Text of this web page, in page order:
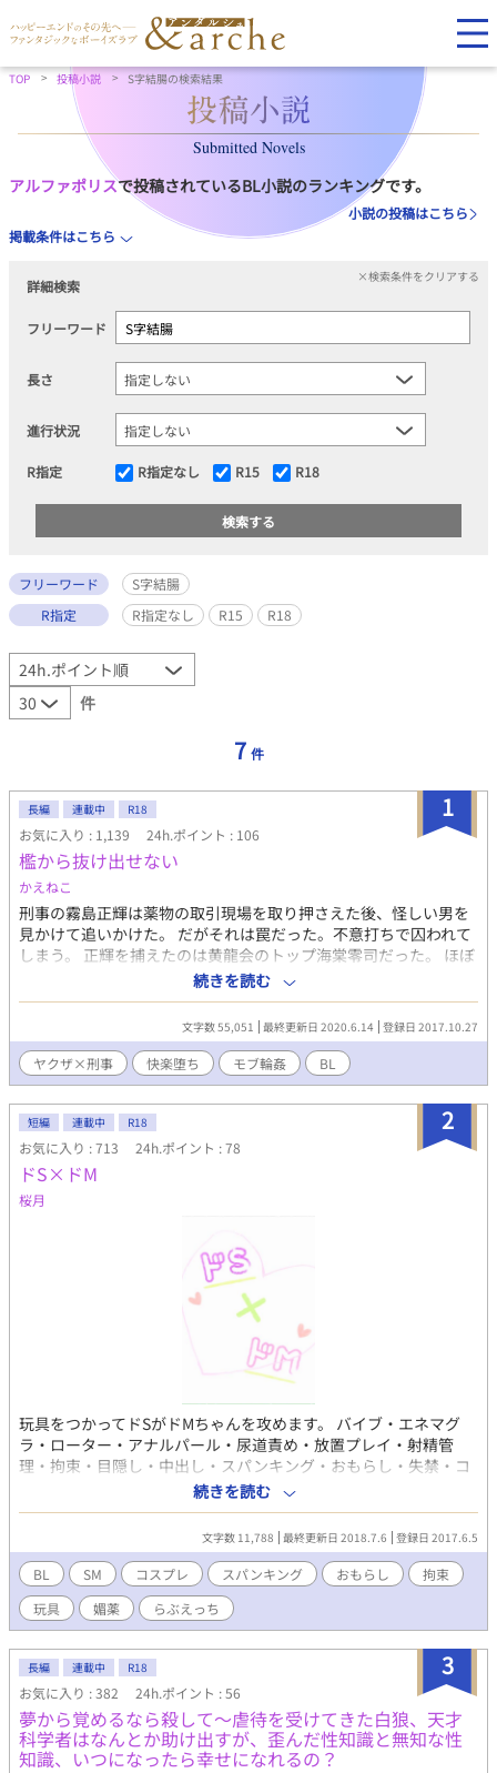
TOP 投稿小説 S字結腸の検索結果
Submitted Novels
アルファポリスで投稿されているBL小説のランキングです。
小説の投稿はこちら
掲載条件はこちら
詳細検索
×検索条件をクリアする
フリーワード
長さ
進行状況
R指定 R指定なし R15 R18
フリーワード
S字結腸
R指定
R指定なし R15 R18
件
7 件
1
長編 連載中 R18
お気に入り : 1,139 24h.ポイント : 106
檻から抜け出せない
かえねこ
刑事の霧島正輝は薬物の取引現場を取り押さえた後、怪しい男を
見かけて追いかけた。 だがそれは罠だった。不意打ちで囚われて
しまう。 正輝を捕えたのは黄龍会のトップ海棠零司だった。 ほぼ
エロ。ストーリーはあってないようなもの。 ヤクザに囚われた刑
事が監禁凌辱される話が書きたかっただけ。 「なろう」にも掲載
済。 転載にあたり、少々文章の修正・追加をしていますが、話の
筋に影響はありません。 ※ 媚薬・尿道異物挿入・S字結腸・モ
ブ輪姦あり 要注意
続きを読む
文字数 55,051 最終更新日 2020.6.14 登録日 2017.10.27
ヤクザ×刑事 快楽堕ち モブ輪姦 BL
2
短編 連載中 R18
お気に入り : 713 24h.ポイント : 78
ドS×ドM
桜月
玩具をつかってドSがドMちゃんを攻めます。 バイブ・エネマグ
ラ・ローター・アナルパール・尿道責め・放置プレイ・射精管
理・拘束・目隠し・中出し・スパンキング・おもらし・失禁・コ
スプレ・S字結腸・フェラ・イマラチオなどです。 2人は両思いで
す。 ￣￣￣￣￣￣￣￣
続きを読む
文字数 11,788 最終更新日 2018.7.6 登録日 2017.6.5
BL SM コスプレ スパンキング おもらし
拘束
玩具
媚薬 らぶえっち
3
長編 連載中 R18
お気に入り : 382 24h.ポイント : 56
夢から覚めるなら殺して〜虐待を受けてきた白狼、天才
科学者はなんとか助け出すが、歪んだ性知識と無知な性
知識、いつになったら幸せになれるの？